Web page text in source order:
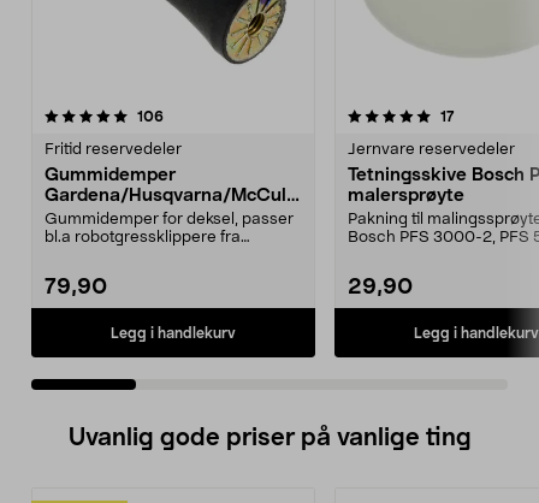
106anmeldelser
Fritid reservedeler
Gummidemper
Gardena/Husqvarna/McCullo
ch/Flymo
Gummidemper for deksel, passer
bl.a robotgressklippere fra
79,90
Legg i handlekurv
5.0 av 5 stjerner 17anmeldelser
Jernvare reservedeler
Tetningsskive Bosch
malersprøyte
Pakning til
Bosch PFS 3000-2, PFS
29,90
Legg i handlekurv
4.5 av 5 stjerner
Uvanlig gode priser på vanlige ting